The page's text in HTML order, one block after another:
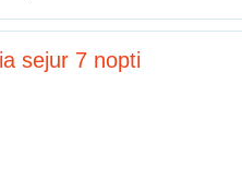
sejur 7 nopti